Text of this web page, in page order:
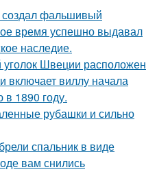
создал фальшивый
время успешно выдавал
наследие.
Швеции расположен
включает виллу начала
1890 году.
рубашки и сильно
спальник в виде
вам снились